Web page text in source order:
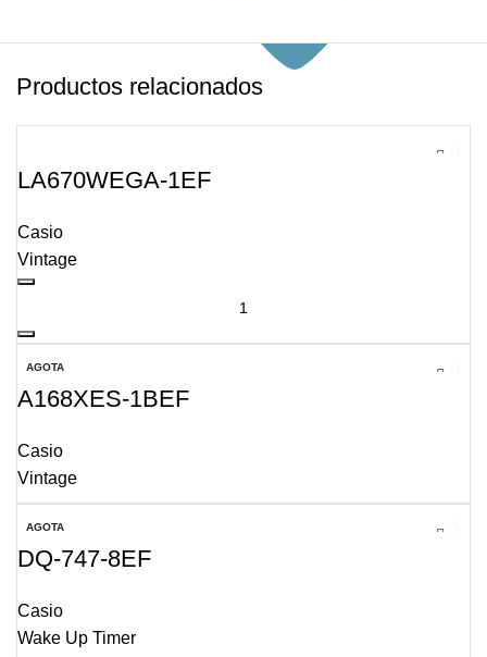
Productos relacionados
LA670WEGA-1EF
Casio
Vintage
AGOTA
A168XES-1BEF
Casio
Vintage
AGOTA
DQ-747-8EF
Casio
Wake Up Timer